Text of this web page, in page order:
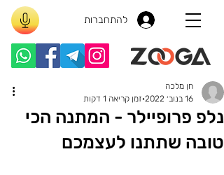
להתחברות
נלפ פרופיילר - המתנה הכי
טובה שתתנו לעצמכם
חן מלכה
16 בנוב׳ 2022
זמן קריאה 1 דקות